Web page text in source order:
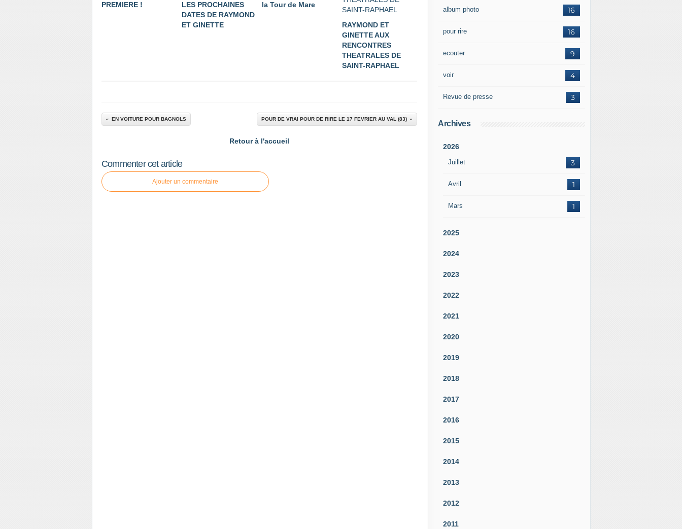
PREMIERE !
LES PROCHAINES
DATES DE RAYMOND
ET GINETTE
la Tour de Mare
RAYMOND ET
GINETTE AUX
RENCONTRES
THEATRALES DE
SAINT-RAPHAEL
EN VOITURE POUR BAGNOLS POUR DE VRAI POUR DE RIRE LE 17 FEVRIER AU VAL (83)
Retour à l'accueil
Commenter cet article
Ajouter un commentaire
16
album photo
16
pour rire
9
ecouter
4
voir
3
Revue de presse
Archives
2026
Juillet 3
Avril 1
Mars 1
2025
2024
2023
2022
2021
2020
2019
2018
2017
2016
2015
2014
2013
2012
2011